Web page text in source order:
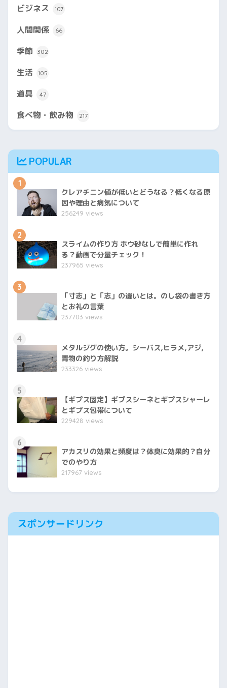
ビジネス 107
人間関係 66
季節 302
生活 105
道具 47
食べ物・飲み物 217
POPULAR
1
クレアチニン値が低いとどうなる？低くなる原
因や理由と病気について
256249 views
2
スライムの作り方 ホウ砂なしで簡単に作れ
る？動画で分量チェック！
237965 views
3
「寸志」と「志」の違いとは。のし袋の書き方
とお礼の言葉
237703 views
4
メタルジグの使い方。シーバス,ヒラメ,アジ,
青物の釣り方解説
233326 views
5
【ギプス固定】ギプスシーネとギプスシャーレ
とギプス包帯について
229428 views
6
アカスリの効果と頻度は？体臭に効果的？自分
でのやり方
217967 views
スポンサードリンク